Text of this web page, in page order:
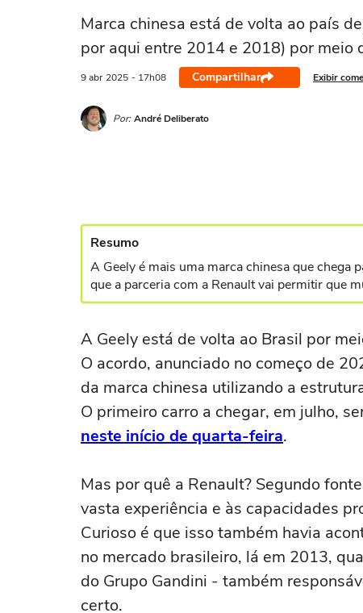
Marca chinesa está de volta ao país
por aqui entre 2014 e 2018) por meio
9 abr 2025 - 17h08 Compartilhar Exibir
Por: André Deliberato
Resumo
A Geely é mais uma marca chinesa que chega
que a parceria com a Renault vai permitir que
A Geely está de volta ao Brasil por
O acordo, anunciado no começo de
da marca chinesa utilizando a
O primeiro carro a chegar, em julho,
neste início de quarta-feira.
Mas por quê a Renault? Segundo
vasta experiência e às capacidades
Curioso é que isso também havia
no mercado brasileiro, lá em 2013,
do Grupo Gandini - também
certo.